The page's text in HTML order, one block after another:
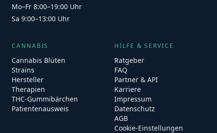
Mo–Fr 8:00–19:00 Uhr
Sa 9:00–13:00 Uhr
CANNABIS
Cannabis Blüten
Strains
Hersteller
Therapien
THC-Gummibärchen
Patientenausweis
HILFE & SERVICE
Ratgeber
FAQ
Partner & API
Karriere
Impressum
Datenschutz
AGB
Cookie-Einstellungen